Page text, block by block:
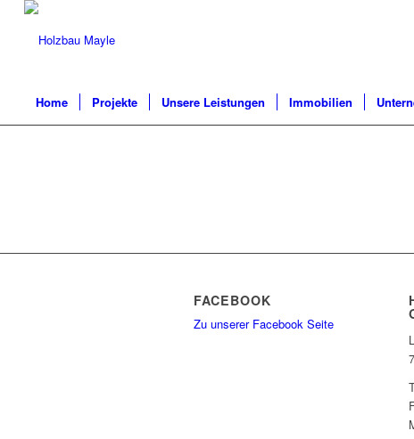
Home Projekte Unsere Leistungen Immobilien
FACEBOOK
Zu unserer Facebook Seite